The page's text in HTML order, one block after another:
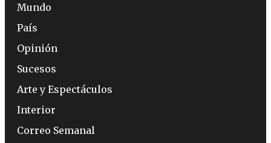
Mundo
País
Opinión
Sucesos
Arte y Espectáculos
Interior
Correo Semanal